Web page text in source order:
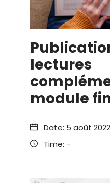
lectures
module
Date: 5 août 2022
Time: -